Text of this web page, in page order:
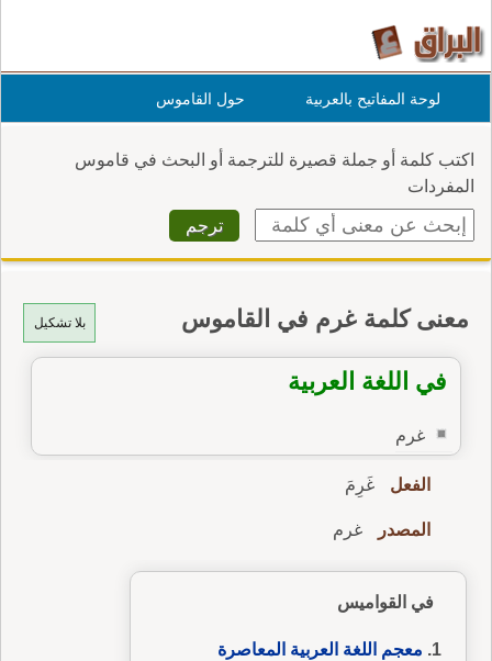
لوحة المفاتيح بالعربية حول القاموس
اكتب كلمة أو جملة قصيرة للترجمة أو البحث في قاموس
المفردات
بلا تشكيل معنى كلمة غرم في القاموس
في اللغة العربية
غرم
الفعل غَرِمَ
المصدر غرم
في القواميس
معجم اللغة العربية المعاصرة